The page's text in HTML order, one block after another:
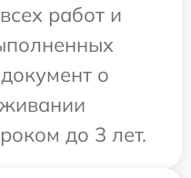
работ и
о
до 3 лет.